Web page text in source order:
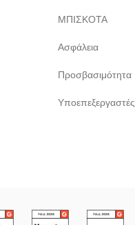
ΜΠΙΣΚΟΤΑ
Ασφάλεια
Προσβασιμότητα
Υποεπεξεργαστές